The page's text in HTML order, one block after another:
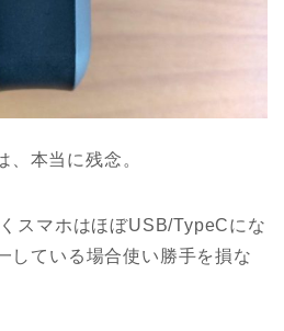
、本当に残念。
スマホはほぼUSB/TypeCにな
している場合使い勝手を損な